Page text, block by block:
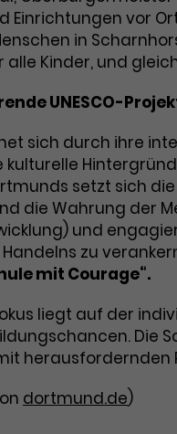
Einrichtungen vor
in
Kinder, und
UNESCO-
sich durch ihre
setzt sich die
die Wahrung der
und
zu
mit Courage“.
liegt auf der
Die
dortmund.de)